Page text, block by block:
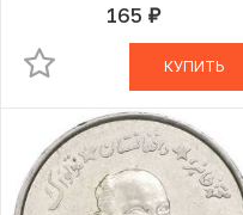
165 руб.В КОРЗИНЕ
КУПИТЬ